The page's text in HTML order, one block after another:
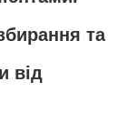
та
від